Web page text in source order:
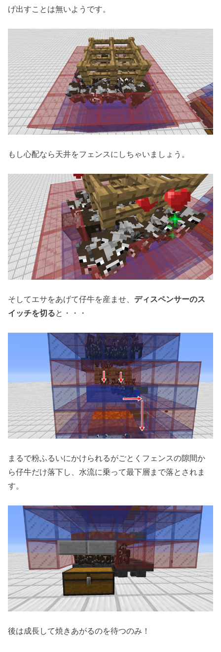
げ出すことは無いようです。
もし心配なら天井をフェンスにしちゃいましょう。
そしてエサをあげて仔牛を産ませ、 ディスペンサーのス
イッチを切ると・・・
まるで粉ふるいにかけられるがごとくフェンスの隙間か
ら仔牛だけ落下し、水流に乗って最下層まで落とされま
す。
後は成長して焼きあがるのを待つのみ！